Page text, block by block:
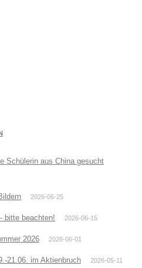
Schülerin aus China gesucht
2026-06-25
bitte beachten! 2026-06-15
2026 2026-06-01
21.06. im Aktienbruch 2026-05-11